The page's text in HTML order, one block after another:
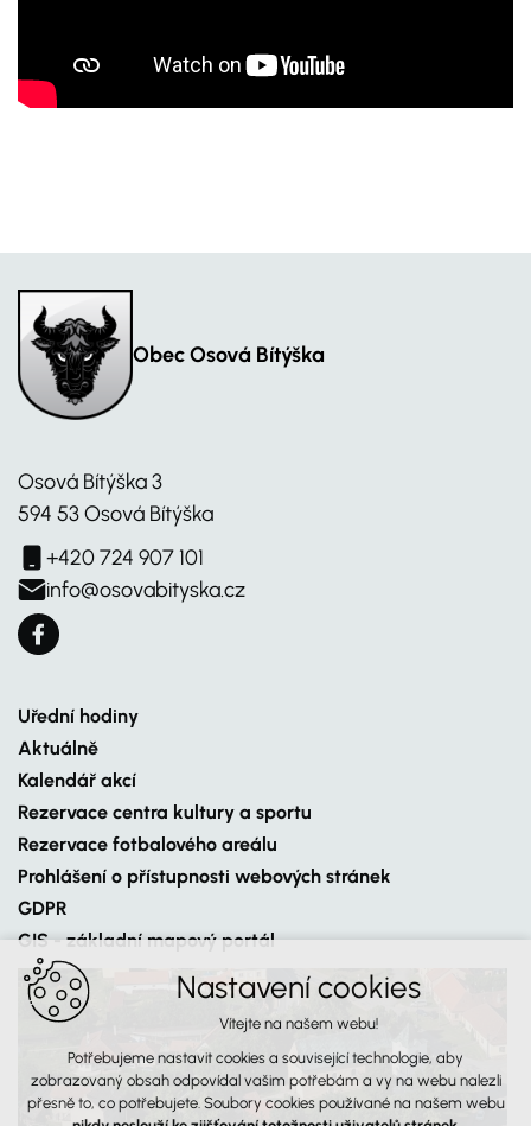
Obec Osová Bítýška
Osová Bítýška 3
594 53 Osová Bítýška
+420 724 907 101
info@osovabityska.cz
Uřední hodiny
Aktuálně
Kalendář akcí
Rezervace centra kultury a sportu
Rezervace fotbalového areálu
Prohlášení o přístupnosti webových stránek
GDPR
GIS - základní mapový portál
Nastavení cookies
Vítejte na našem webu!
Potřebujeme nastavit cookies a související technologie, aby
zobrazovaný obsah odpovídal vašim potřebám a vy na webu nalezli
přesně to, co potřebujete. Soubory cookies používané na našem webu